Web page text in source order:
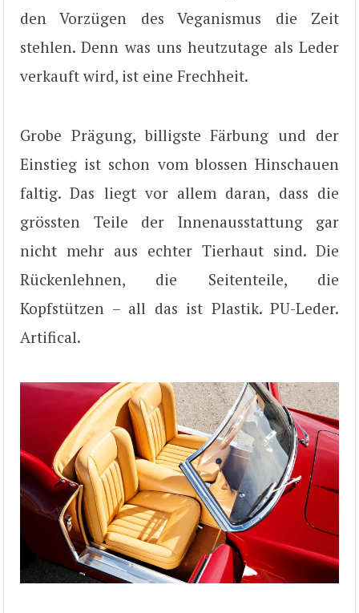
den Vorzügen des Veganismus die Zeit
stehlen. Denn was uns heutzutage als Leder
verkauft wird, ist eine Frechheit.
Grobe Prägung, billigste Färbung und der
Einstieg ist schon vom blossen Hinschauen
faltig. Das liegt vor allem daran, dass die
grössten Teile der Innenausstattung gar
nicht mehr aus echter Tierhaut sind. Die
Rückenlehnen, die Seitenteile, die
Kopfstützen – all das ist Plastik. PU-Leder.
Artifical.